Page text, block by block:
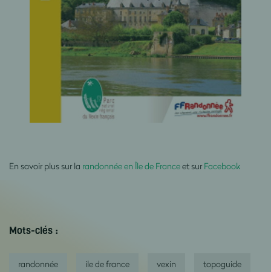
En savoir plus sur la randonnée en Île de Franceet sur Facebook
Mots-clés :
randonnée ile de france vexin topoguide